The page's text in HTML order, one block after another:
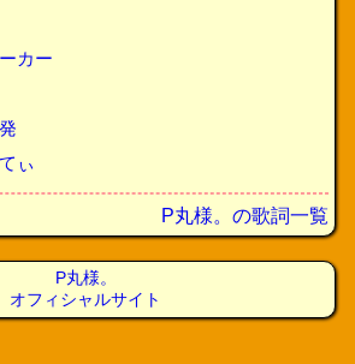
カー
ぃ
P丸様。の歌詞一覧
P丸様。
オフィシャルサイト